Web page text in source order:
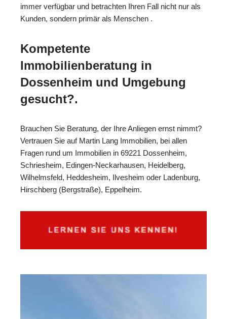
immer verfügbar und betrachten Ihren Fall nicht nur als
Kunden, sondern primär als Menschen .
Kompetente
Immobilienberatung in
Dossenheim und Umgebung
gesucht?.
Brauchen Sie Beratung, der Ihre Anliegen ernst nimmt?
Vertrauen Sie auf Martin Lang Immobilien, bei allen
Fragen rund um Immobilien in 69221 Dossenheim,
Schriesheim, Edingen-Neckarhausen, Heidelberg,
Wilhelmsfeld, Heddesheim, Ilvesheim oder Ladenburg,
Hirschberg (Bergstraße), Eppelheim.